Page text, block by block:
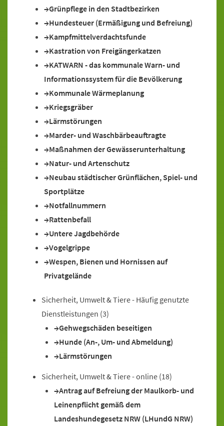
Grünpflege in den Stadtbezirken
Hundesteuer (Ermäßigung und Befreiung)
Kampfmittelverdachtsfunde
Kastration von Freigängerkatzen
KATWARN - das kommunale Warn- und
Informationssystem für die Bevölkerung
Kommunale Wärmeplanung
Kriegsgräber
Lärmstörungen
Marder- und Waschbärbeauftragte
Maßnahmen der Gewässerunterhaltung
Natur- und Artenschutz
Neubau städtischer Grünflächen, Spiel- und
Sportplätze
Notfallnummern
Rattenbefall
Untere Jagdbehörde
Vogelgrippe
Wespen, Bienen und Hornissen auf
Privatgelände
Sicherheit, Umwelt & Tiere - Häufig genutzte
Dienstleistungen (3)
Gehwegschäden beseitigen
Hunde (An-, Um- und Abmeldung)
Lärmstörungen
Sicherheit, Umwelt & Tiere - online (18)
Antrag auf Befreiung der Maulkorb- und
Leinenpflicht gemäß dem
Landeshundegesetz NRW (LHundG NRW)